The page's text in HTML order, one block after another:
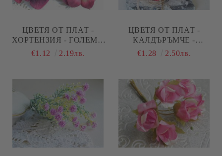
ЦВЕТЯ ОТ ПЛАТ -
ХОРТЕНЗИЯ - ГОЛЕМИ
БОРДО И ЗЕЛЕНО
€1.12 2.19лв.
ЦВЕТЯ ОТ ПЛАТ -
КАЛДЪРЪМЧЕ -
НАСИТЕНА ЦИКЛАМА -
€1.28 2.50лв.